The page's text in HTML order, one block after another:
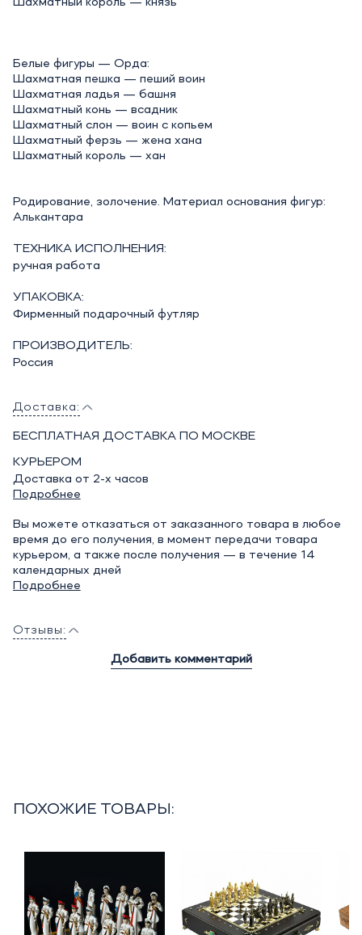
Белые фигуры — Орда:
Шахматная пешка — пеший воин
Шахматная ладья — башня
Шахматный конь — всадник
Шахматный слон — воин с копьем
Шахматный ферзь — жена хана
Шахматный король — хан
Родирование, золочение. Материал основания фигур:
Алькантара
ТЕХНИКА ИСПОЛНЕНИЯ:
ручная работа
УПАКОВКА:
Фирменный подарочный футляр
ПРОИЗВОДИТЕЛЬ:
Россия
Доставка:
БЕСПЛАТНАЯ ДОСТАВКА ПО МОСКВЕ
КУРЬЕРОМ
Доставка от 2-х часов
Подробнее
Вы можете отказаться от заказанного товара в любое
время до его получения, в момент передачи товара
курьером, а также после получения — в течение 14
календарных дней
Подробнее
Отзывы:
Добавить комментарий
ПОХОЖИЕ ТОВАРЫ: